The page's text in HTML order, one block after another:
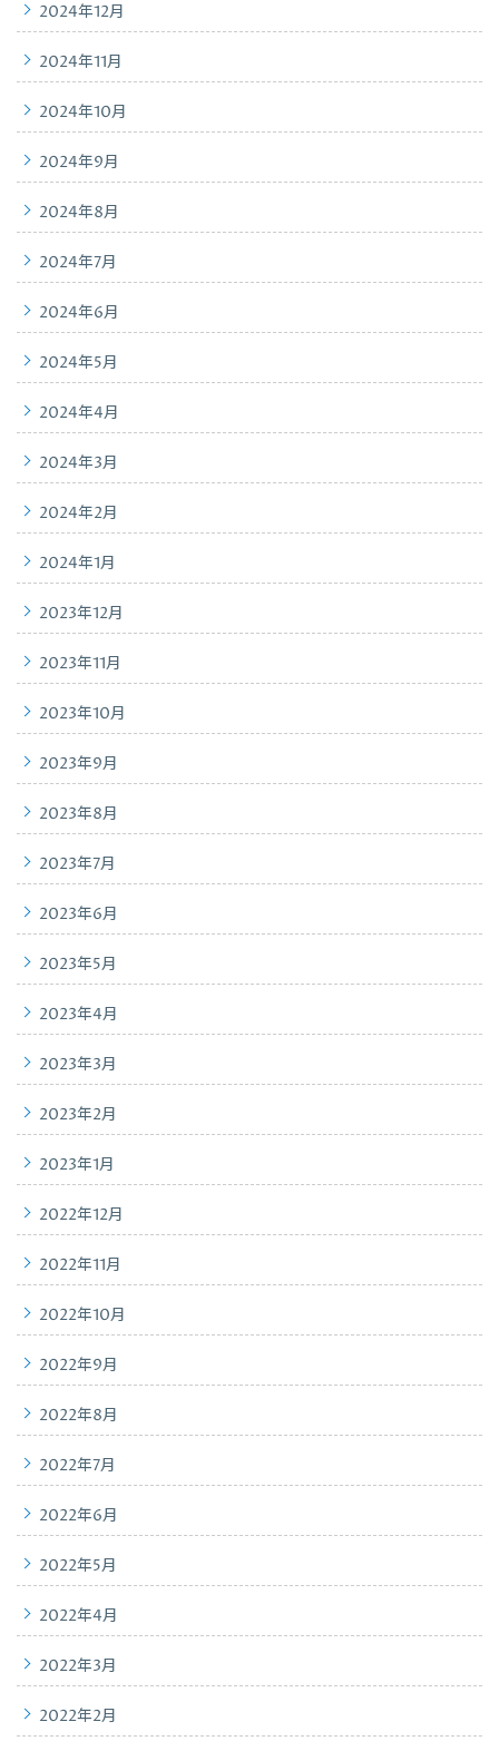
2024年12月
2024年11月
2024年10月
2024年9月
2024年8月
2024年7月
2024年6月
2024年5月
2024年4月
2024年3月
2024年2月
2024年1月
2023年12月
2023年11月
2023年10月
2023年9月
2023年8月
2023年7月
2023年6月
2023年5月
2023年4月
2023年3月
2023年2月
2023年1月
2022年12月
2022年11月
2022年10月
2022年9月
2022年8月
2022年7月
2022年6月
2022年5月
2022年4月
2022年3月
2022年2月